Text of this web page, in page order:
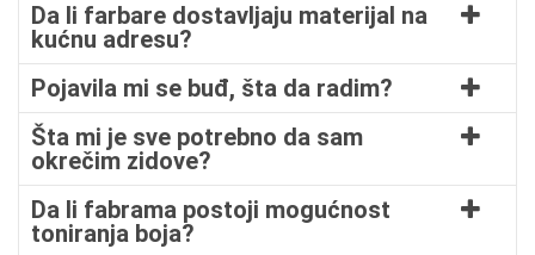
Da li farbare dostavljaju materijal na
kućnu adresu?
Pojavila mi se buđ, šta da radim?
Šta mi je sve potrebno da sam
okrečim zidove?
Da li fabrama postoji mogućnost
toniranja boja?